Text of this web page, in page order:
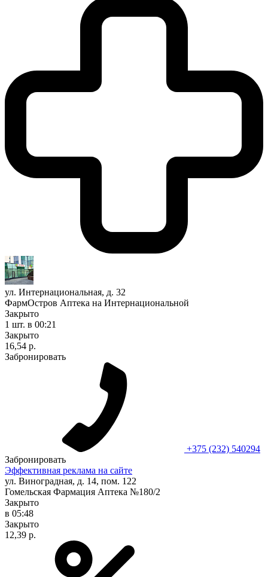
ул. Интернациональная, д. 32
ФармОстров Аптека на Интернациональной
Закрыто
1 шт. в 00:21
Закрыто
16,54 р.
Забронировать
+375 (232) 540294
Забронировать
Эффективная реклама на сайте
ул. Виноградная, д. 14, пом. 122
Гомельская Фармация Аптека №180/2
Закрыто
в 05:48
Закрыто
12,39 р.